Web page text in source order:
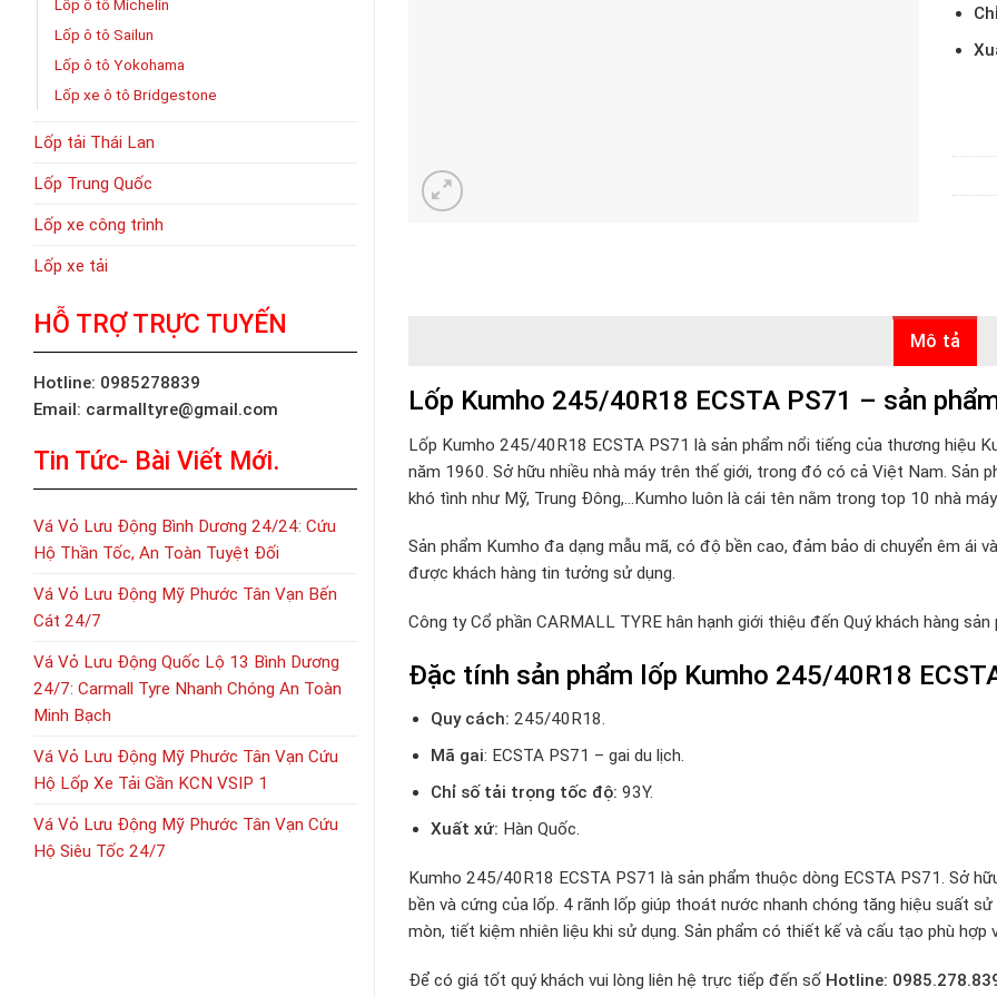
Lốp ô tô Michelin
Lốp ô tô Sailun
Lốp ô tô Yokohama
Lốp xe ô tô Bridgestone
Lốp tải Thái Lan
Lốp Trung Quốc
Lốp xe công trình
Lốp xe tải
HỖ TRỢ TRỰC TUYẾN
Hotline: 0985278839
Email: carmalltyre@gmail.com
Tin Tức- Bài Viết Mới.
Vá Vỏ Lưu Động Bình Dương 24/24: Cứu
Hộ Thần Tốc, An Toàn Tuyệt Đối
Vá Vỏ Lưu Động Mỹ Phước Tân Vạn Bến
Cát 24/7
Vá Vỏ Lưu Động Quốc Lộ 13 Bình Dương
24/7: Carmall Tyre Nhanh Chóng An Toàn
Minh Bạch
Vá Vỏ Lưu Động Mỹ Phước Tân Vạn Cứu
Hộ Lốp Xe Tải Gần KCN VSIP 1
Vá Vỏ Lưu Động Mỹ Phước Tân Vạn Cứu
Hộ Siêu Tốc 24/7
Mô tả
Lốp Kumho 245/40R18 ECSTA PS71 – sản
Lốp Kumho 245/40R18 ECSTA PS71 là sản phẩm nổi tiếng của thương hiệu
năm 1960. Sở hữu nhiều nhà máy trên thế giới, trong đó có cả Việt Nam.
khó tình như Mỹ, Trung Đông,…Kumho luôn là cái tên nằm trong top 10 nhà
Sản phẩm Kumho đa dạng mẫu mã, có độ bền cao, đảm bảo di chuyển êm ái
được khách hàng tin tưởng sử dụng.
Công ty Cổ phần CARMALL TYRE hân hạnh giới thiệu đến Quý khách hàng
Đặc tính sản phẩm lốp Kumho 245/40R18
Quy cách: 245/40R18.
Mã gai: ECSTA PS71 – gai du lịch.
Chỉ số tải trọng tốc độ: 93Y.
Xuất xứ: Hàn Quốc.
Kumho 245/40R18 ECSTA PS71 là sản phẩm thuộc dòng ECSTA PS71. Sở
bền và cứng của lốp. 4 rãnh lốp giúp thoát nước nhanh chóng tăng hiệu suất
mòn, tiết kiệm nhiên liệu khi sử dụng. Sản phẩm có thiết kế và cấu tạo phù hợp
Để có giá tốt quý khách vui lòng liên hệ trực tiếp đến số Hotline: